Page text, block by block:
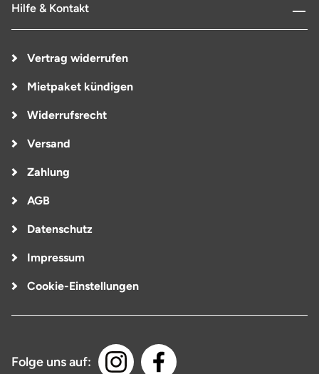
Hilfe & Kontakt
Vertrag widerrufen
Mietpaket kündigen
Widerrufsrecht
Versand
Zahlung
AGB
Datenschutz
Impressum
Cookie-Einstellungen
Folge uns auf: